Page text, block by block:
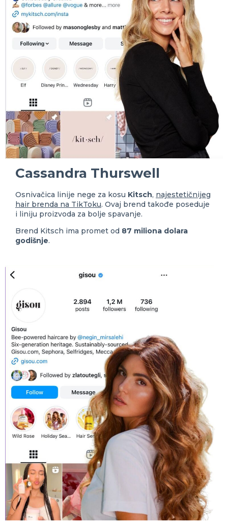
Cassandra Thurswell
Osnivačica linije nege za kosu Kitsch, najestetičnijeg
hair brenda na TikToku. Ovaj brend takođe poseduje
i liniju proizvoda za bolje spavanje.
Brend Kitsch ima promet od 87 miliona dolara
godišnje.